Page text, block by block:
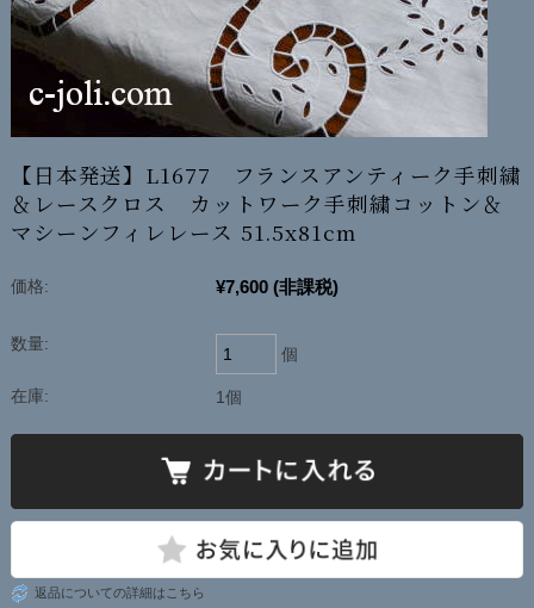
【日本発送】L1677 フランスアンティーク手刺繍
＆レースクロス カットワーク手刺繍コットン＆
マシーンフィレレース 51.5x81cm
価格: ¥7,600 (非課税)
数量:
個
在庫: 1個
返品についての詳細はこちら